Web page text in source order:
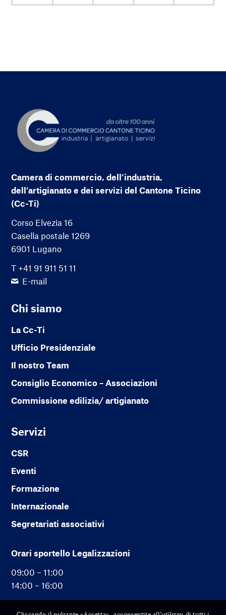
Camera di commercio, dell’industria,
dell’artigianato e dei servizi del Cantone Ticino
(Cc-Ti)
Corso Elvezia 16
Casella postale 1269
6901 Lugano
T +41 91 911 51 11
E-mail
Chi siamo
La Cc-Ti
Ufficio Presidenziale
Il nostro Team
Consiglio Economico – Associazioni
Commissione edilizia/ artigianato
Servizi
CSR
Eventi
Formazione
Internazionale
Segretariati associativi
Orari sportello Legalizzazioni
09:00 – 11:00
14:00 – 16:00